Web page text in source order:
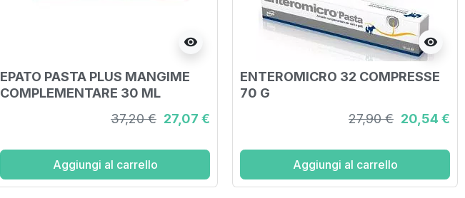
visibility
EPATO PASTA PLUS MANGIME
COMPLEMENTARE 30 ML
37,20 € 27,07 €
Aggiungi al carrello
visibility
ENTEROMICRO 32 COMPRESSE
70 G
27,90 € 20,54 €
Aggiungi al carrello